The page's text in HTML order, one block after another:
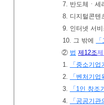
7. 반도체ㆍ세
8. 디지털콘텐
9. 인터넷 서
10. 그 밖에
② 법 제12조
1.
「중소기
2.
「벤처기
3.
「1인 창
4.
「공공기